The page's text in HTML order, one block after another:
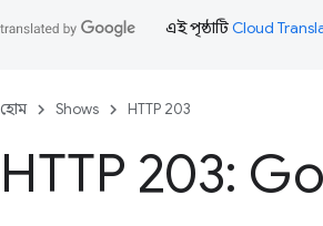
এই পৃষ্ঠাটিCloud
হোম Shows HTTP 203
HTTP 203: